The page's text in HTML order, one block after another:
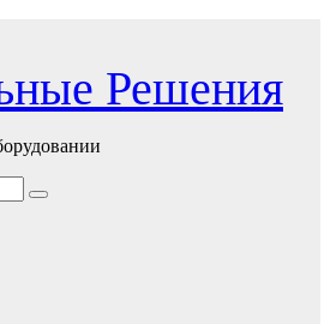
Решения